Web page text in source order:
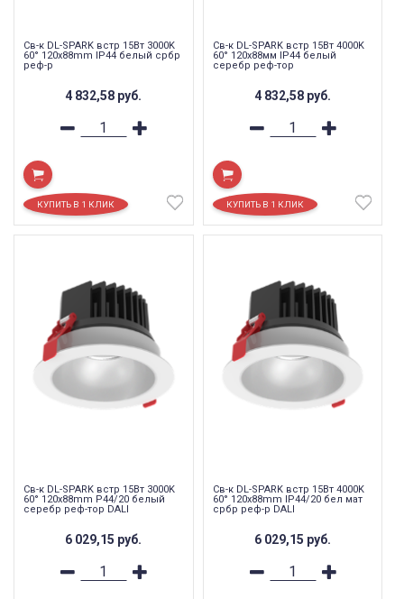
Cв-к DL-SPARK встр 15Вт 3000K
60° 120x88mm IP44 белый србр
реф-р
4 832,58 руб.
Cв-к DL-SPARK встр 15Вт 4000K
60° 120x88мм IP44 белый
серебр реф-тор
4 832,58 руб.
Cв-к DL-SPARK встр 15Вт 3000K
60° 120x88mm P44/20 белый
серебр реф-тор DALI
6 029,15 руб.
Cв-к DL-SPARK встр 15Вт 4000K
60° 120x88mm IP44/20 бел мат
србр реф-р DALI
6 029,15 руб.